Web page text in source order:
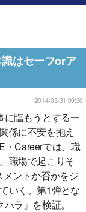
はセーフorア
2014-03-31 09:30
臨もうとする一
係に不安を抱え
・Careerでは、職
職場で起こりそ
ントか否かをジ
いく。第1弾とな
ラ』を検証。